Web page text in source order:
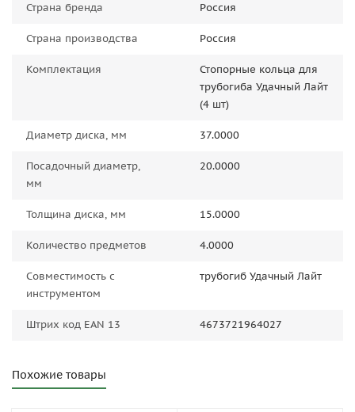
Страна бренда Россия
Страна производства Россия
Комплектация
Стопорные кольца для
трубогиба Удачный Лайт
(4 шт)
Диаметр диска, мм 37.0000
Посадочный диаметр,
мм
20.0000
Толщина диска, мм 15.0000
Количество предметов 4.0000
Совместимость с
инструментом
трубогиб Удачный Лайт
Штрих код EAN 13 4673721964027
Похожие товары